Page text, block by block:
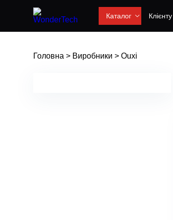
Каталог Клієнту
Головна > Виробники > Ouxi